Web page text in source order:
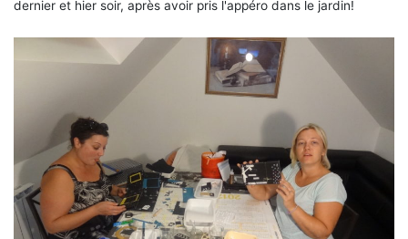
dernier et hier soir, après avoir pris l'appéro dans le jardin!